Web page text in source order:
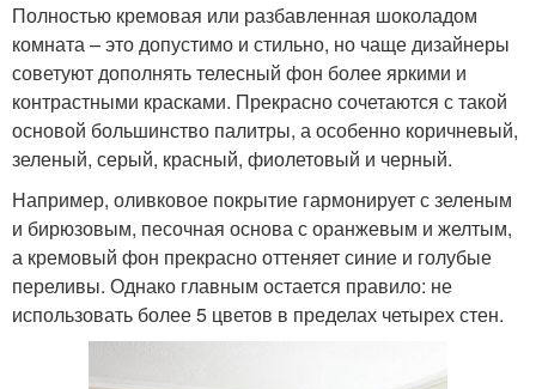
Полностью кремовая или разбавленная шоколадом
комната – это допустимо и стильно, но чаще дизайнеры
советуют дополнять телесный фон более яркими и
контрастными красками. Прекрасно сочетаются с такой
основой большинство палитры, а особенно коричневый,
зеленый, серый, красный, фиолетовый и черный.
Например, оливковое покрытие гармонирует с зеленым
и бирюзовым, песочная основа с оранжевым и желтым,
а кремовый фон прекрасно оттеняет синие и голубые
переливы. Однако главным остается правило: не
использовать более 5 цветов в пределах четырех стен.